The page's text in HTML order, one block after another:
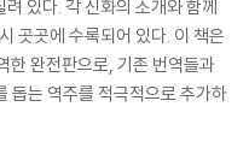
있다. 각 신화의 소개와 함께
곳곳에 수록되어 있다. 이 책은
한 완전판으로, 기존 번역들과
돕는 역주를 적극적으로 추가하